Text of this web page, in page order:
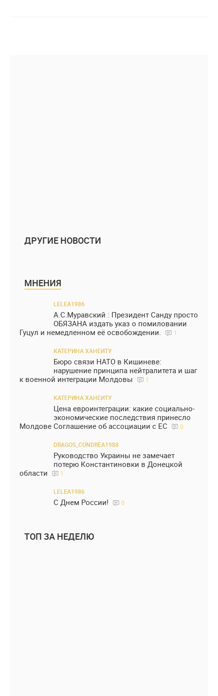
ДРУГИЕ НОВОСТИ
МНЕНИЯ
LELEA1986
А.С.Муравский : Президент Санду просто
ОБЯЗАНА издать указ о помиловании
Гуцул и немедленном её освобождении.
1
КАТЕРИНА ХАНЕИТУ
Бюро связи НАТО в Кишиневе:
нарушение принципа нейтралитета и шаг
к военной интеграции Молдовы
1
КАТЕРИНА ХАНЕИТУ
Цена евроинтеграции: какие социально-
экономические последствия принесло
Молдове Соглашение об ассоциации с ЕС
0
DRAGOS_CONDREA1988
Руководство Украины не замечает
потерю Константиновки в Донецкой
области
1
LELEA1986
С Днем России! 0
ТОП ЗА НЕДЕЛЮ